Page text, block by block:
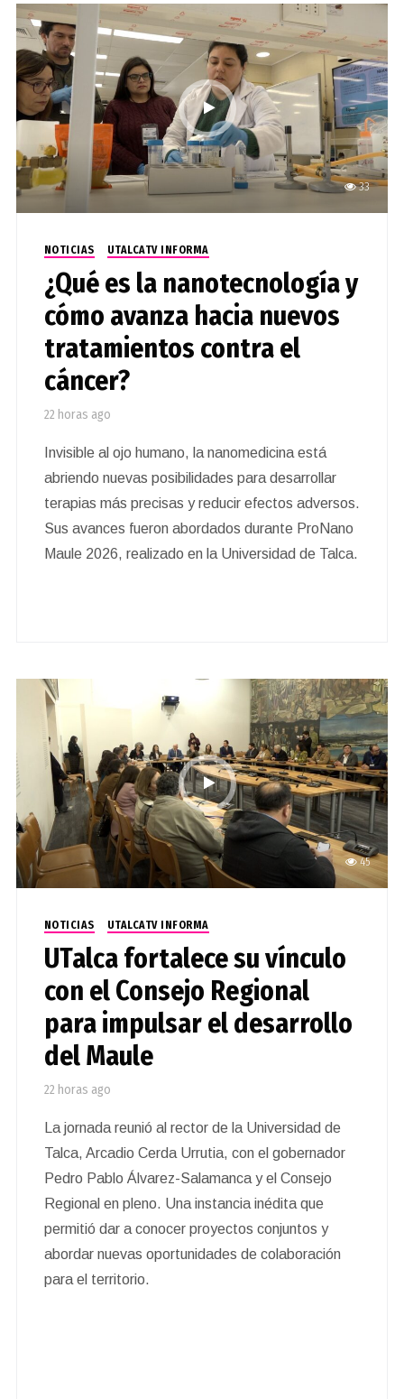
33
NOTICIAS UTALCATV INFORMA
¿Qué es la nanotecnología y
cómo avanza hacia nuevos
tratamientos contra el
cáncer?
22 horas ago
Invisible al ojo humano, la nanomedicina está
abriendo nuevas posibilidades para desarrollar
terapias más precisas y reducir efectos adversos.
Sus avances fueron abordados durante ProNano
Maule 2026, realizado en la Universidad de Talca.
45
NOTICIAS UTALCATV INFORMA
UTalca fortalece su vínculo
con el Consejo Regional
para impulsar el desarrollo
del Maule
22 horas ago
La jornada reunió al rector de la Universidad de
Talca, Arcadio Cerda Urrutia, con el gobernador
Pedro Pablo Álvarez-Salamanca y el Consejo
Regional en pleno. Una instancia inédita que
permitió dar a conocer proyectos conjuntos y
abordar nuevas oportunidades de colaboración
para el territorio.